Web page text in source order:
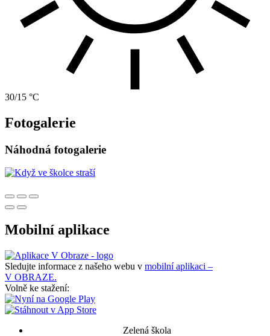
30/15 °C
Fotogalerie
Náhodná fotogalerie
Mobilní aplikace
Sledujte informace z našeho webu v mobilní aplikaci –
V OBRAZE.
Volně ke stažení:
Zelená škola